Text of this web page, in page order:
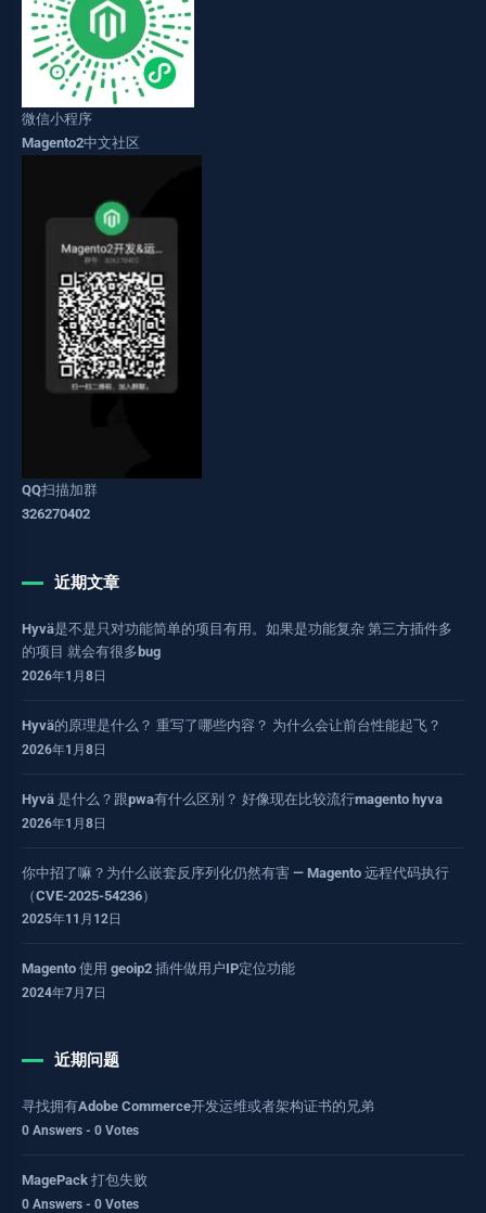
微信小程序
Magento2中文社区
QQ扫描加群
326270402
近期文章
Hyvä是不是只对功能简单的项目有用。如果是功能复杂 第三方插件多
的项目 就会有很多bug
2026年1月8日
Hyvä的原理是什么？ 重写了哪些内容？ 为什么会让前台性能起飞？
2026年1月8日
Hyvä 是什么？跟pwa有什么区别？ 好像现在比较流行magento hyva
2026年1月8日
你中招了嘛？为什么嵌套反序列化仍然有害 — Magento 远程代码执行
（CVE-2025-54236）
2025年11月12日
Magento 使用 geoip2 插件做用户IP定位功能
2024年7月7日
近期问题
寻找拥有Adobe Commerce开发运维或者架构证书的兄弟
0 Answers - 0 Votes
MagePack 打包失败
0 Answers - 0 Votes